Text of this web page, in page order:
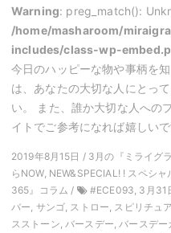
Warning: preg_match():
/home/masharoom/
includes/class-wp-
今日のハッピーな物や事柄を
は、あなたの大切な人にとっ
い。 また、誰か大切な人への
イトでご参考になれば嬉しい
2019年8月15日 / 3月の『ミライグ
らNOW, NEW&SPECIAL! ! スペシ
365』コラム /
#ECE093, 3月31
バー, サンゴ, ストロー, スピリチュ
スストーン, バースデー, バースデ